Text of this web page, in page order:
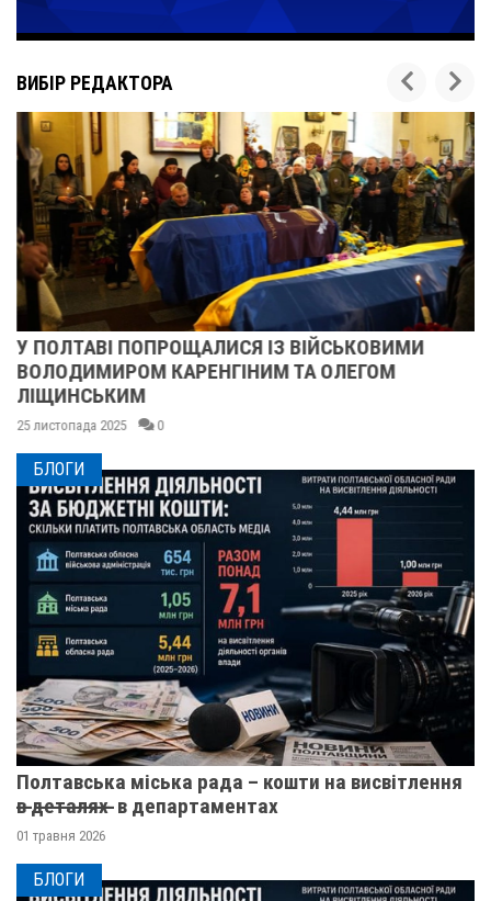
ВИБІР РЕДАКТОРА
У ПОЛТАВІ ПОПРОЩАЛИСЯ ІЗ ВІЙСЬКОВИМИ
ВОЛОДИМИРОМ КАРЕНГІНИМ ТА ОЛЕГОМ
ЛІЩИНСЬКИМ
25 листопада 2025 0
БЛОГИ
Полтавська міська рада – кошти на висвітлення
в̶ ̶д̶е̶т̶а̶л̶я̶х̶ ̶ в департаментах
01 травня 2026
БЛОГИ